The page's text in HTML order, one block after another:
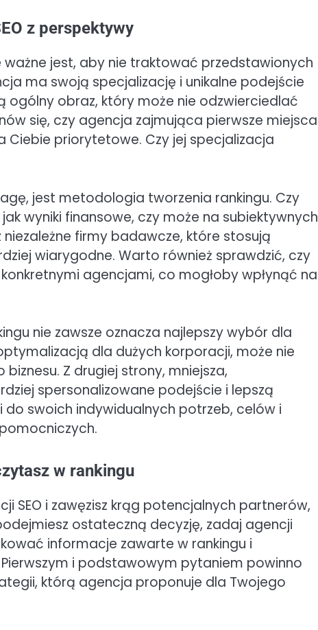
z perspektywy
ważne jest, aby nie traktować przedstawionych
ma swoją specjalizację i unikalne podejście
ogólny obraz, który może nie odzwierciedlać
się, czy agencja zajmująca pierwsze miejsca
Ciebie priorytetowe. Czy jej specjalizacja
jest metodologia tworzenia rankingu. Czy
wyniki finansowe, czy może na subiektywnych
firmy badawcze, które stosują
wiarygodne. Warto również sprawdzić, czy
agencjami, co mogłoby wpłynąć na
nie zawsze oznacza najlepszy wybór dla
dla dużych korporacji, może nie
Z drugiej strony, mniejsza,
spersonalizowane podejście i lepszą
swoich indywidualnych potrzeb, celów i
w rankingu
SEO i zawęzisz krąg potencjalnych partnerów,
ostateczną decyzję, zadaj agencji
informacje zawarte w rankingu i
i podstawowym pytaniem powinno
którą agencja proponuje dla Twojego